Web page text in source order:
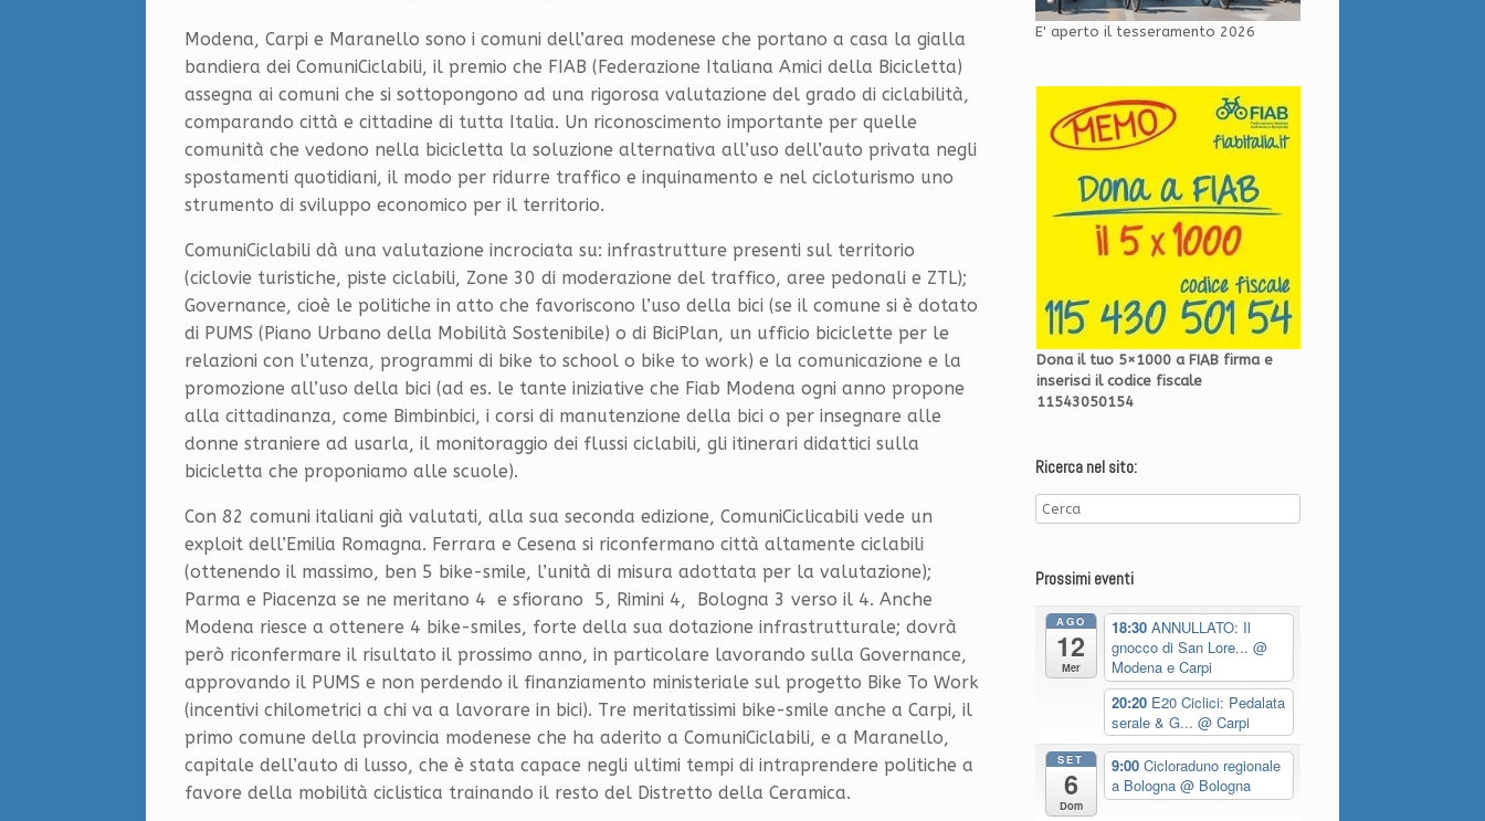
Modena, Carpi e Maranello sono i comuni dell’area modenese che portano a casa la gialla
bandiera dei ComuniCiclabili, il premio che FIAB (Federazione Italiana Amici della Bicicletta)
assegna ai comuni che si sottopongono ad una rigorosa valutazione del grado di ciclabilità,
comparando città e cittadine di tutta Italia. Un riconoscimento importante per quelle
comunità che vedono nella bicicletta la soluzione alternativa all’uso dell’auto privata negli
spostamenti quotidiani, il modo per ridurre traffico e inquinamento e nel cicloturismo uno
strumento di sviluppo economico per il territorio.
ComuniCiclabili dà una valutazione incrociata su: infrastrutture presenti sul territorio
(ciclovie turistiche, piste ciclabili, Zone 30 di moderazione del traffico, aree pedonali e ZTL);
Governance, cioè le politiche in atto che favoriscono l’uso della bici (se il comune si è dotato
di PUMS (Piano Urbano della Mobilità Sostenibile) o di BiciPlan, un ufficio biciclette per le
relazioni con l’utenza, programmi di bike to school o bike to work) e la comunicazione e la
promozione all’uso della bici (ad es. le tante iniziative che Fiab Modena ogni anno propone
alla cittadinanza, come Bimbinbici, i corsi di manutenzione della bici o per insegnare alle
donne straniere ad usarla, il monitoraggio dei flussi ciclabili, gli itinerari didattici sulla
bicicletta che proponiamo alle scuole).
Con 82 comuni italiani già valutati, alla sua seconda edizione, ComuniCiclicabili vede un
exploit dell’Emilia Romagna. Ferrara e Cesena si riconfermano città altamente ciclabili
(ottenendo il massimo, ben 5 bike-smile, l’unità di misura adottata per la valutazione);
Parma e Piacenza se ne meritano 4 e sfiorano 5, Rimini 4, Bologna 3 verso il 4. Anche
Modena riesce a ottenere 4 bike-smiles, forte della sua dotazione infrastrutturale; dovrà
però riconfermare il risultato il prossimo anno, in particolare lavorando sulla Governance,
approvando il PUMS e non perdendo il finanziamento ministeriale sul progetto Bike To Work
(incentivi chilometrici a chi va a lavorare in bici). Tre meritatissimi bike-smile anche a Carpi, il
primo comune della provincia modenese che ha aderito a ComuniCiclabili, e a Maranello,
capitale dell’auto di lusso, che è stata capace negli ultimi tempi di intraprendere politiche a
favore della mobilità ciclistica trainando il resto del Distretto della Ceramica.
E' aperto il tesseramento 2026
Dona il tuo 5×1000 a FIAB firma e
inserisci il codice fiscale
11543050154
Ricerca nel sito:
Prossimi eventi
AGO
12
Mer
18:30 ANNULLATO: Il
gnocco di San Lore... @
Modena e Carpi
20:20 E20 Ciclici: Pedalata
serale & G... @ Carpi
SET
6
Dom
9:00 Cicloraduno regionale
a Bologna @ Bologna